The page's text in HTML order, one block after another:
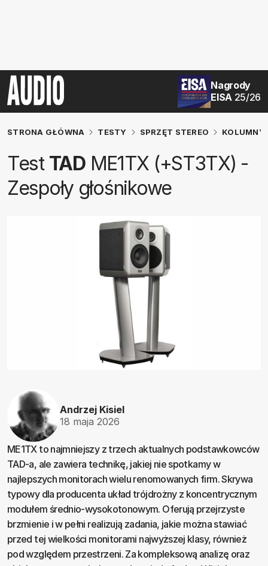
Nagrody
EISA 25/26
STRONA GŁÓWNA TESTY SPRZĘT STEREO KOLUMNY
Test TADME1TX (+ST3TX) -
Zespoły głośnikowe
Andrzej Kisiel
18 maja 2026
ME1TX to najmniejszy z trzech aktualnych podstawkowców
TAD-a, ale zawiera technikę, jakiej nie spotkamy w
najlepszych monitorach wielu renomowanych firm. Skrywa
typowy dla producenta układ trójdrożny z koncentrycznym
modułem średnio-wysokotonowym. Oferują przejrzyste
brzmienie i w pełni realizują zadania, jakie można stawiać
przed tej wielkości monitorami najwyższej klasy, również
pod względem przestrzeni. Za kompleksową analizę oraz